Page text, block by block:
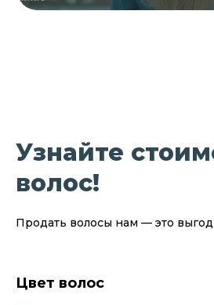
Узнайте
волос!
Продать волосы нам — это
Цвет волос